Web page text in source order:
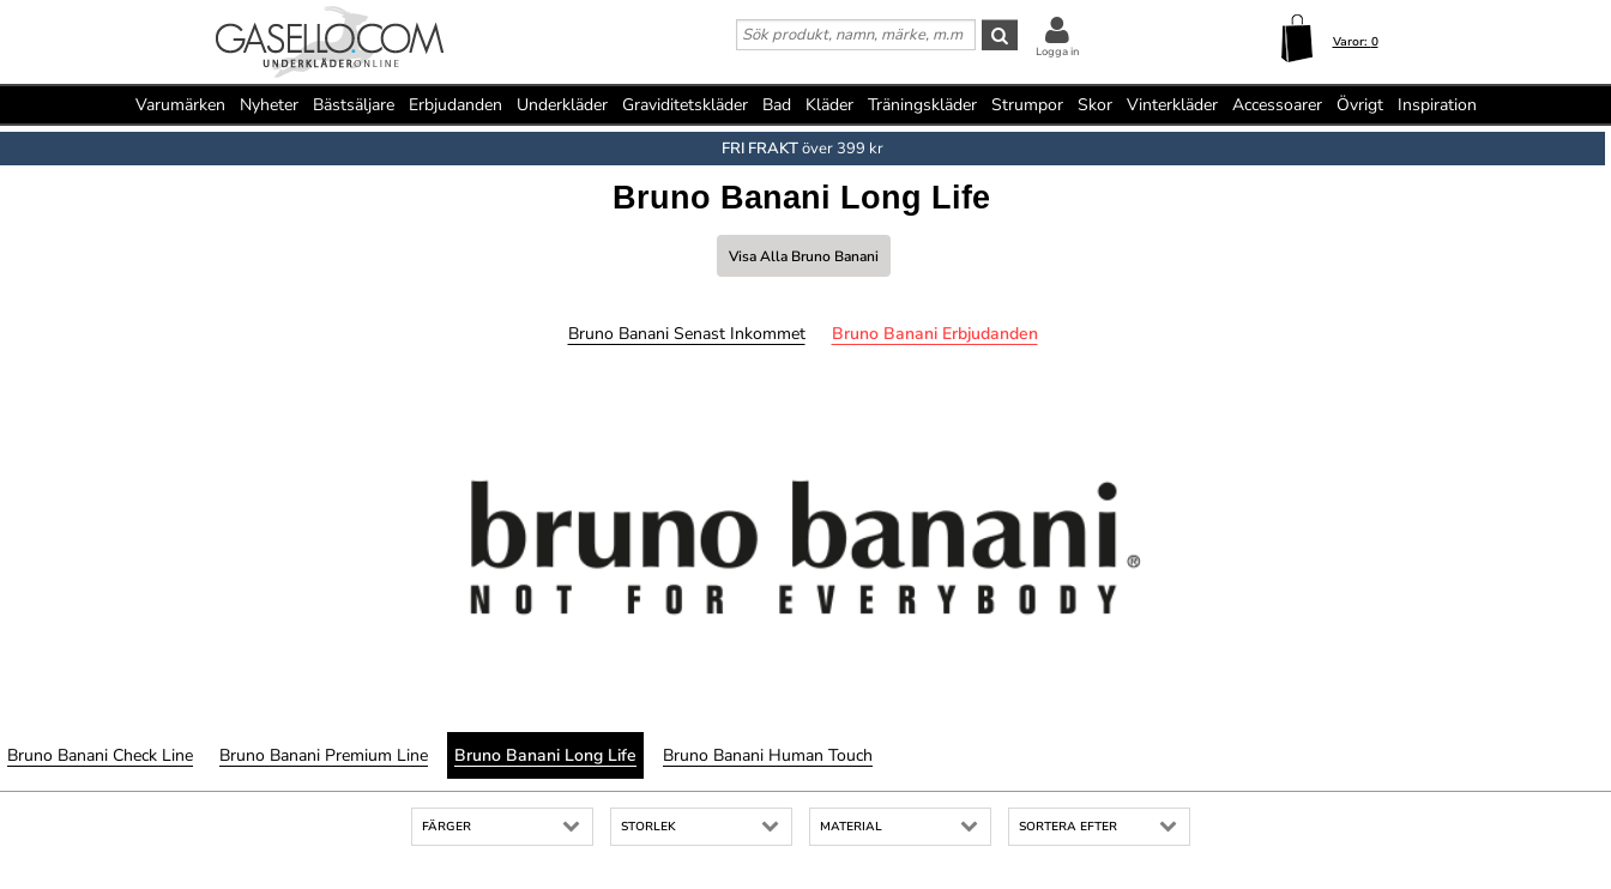
Varor: 0
Logga in
Varumärken Nyheter Bästsäljare Erbjudanden Underkläder Graviditetskläder Bad Kläder Träningskläder Strumpor Skor Vinterkläder Accessoarer Övrigt Inspiration
FRI FRAKTöver 399 kr
Bruno Banani Long Life
Visa Alla Bruno Banani
Bruno Banani Senast Inkommet Bruno Banani Erbjudanden
Bruno Banani Check Line Bruno Banani Premium Line Bruno Banani Long Life Bruno Banani Human Touch
FÄRGER STORLEK MATERIAL SORTERA EFTER